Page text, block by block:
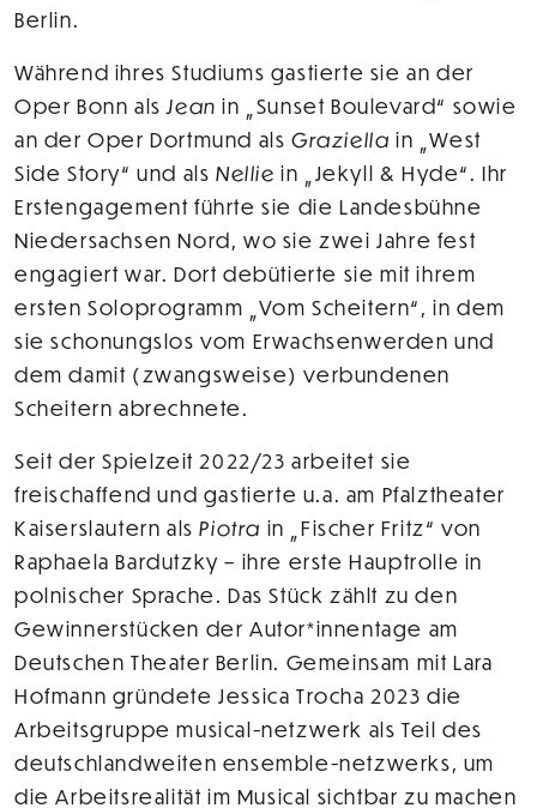
Berlin.
Während ihres Studiums gastierte sie an der
Oper Bonn alsJean in „Sunset Boulevard“ sowie
an der Oper Dortmund alsGraziella in „West
Side Story“ und alsNellie in „Jekyll & Hyde“. Ihr
Erstengagement führte sie die Landesbühne
Niedersachsen Nord, wo sie zwei Jahre fest
engagiert war. Dort debütierte sie mit ihrem
ersten Soloprogramm „Vom Scheitern“, in dem
sie schonungslos vom Erwachsenwerden und
dem damit (zwangsweise) verbundenen
Scheitern abrechnete.
Seit der Spielzeit 2022/23 arbeitet sie
freischaffend und gastierte u.a. am Pfalztheater
Kaiserslautern alsPiotra in „Fischer Fritz“ von
Raphaela Bardutzky – ihre erste Hauptrolle in
polnischer Sprache. Das Stück zählt zu den
Gewinnerstücken der Autor*innentage am
Deutschen Theater Berlin. Gemeinsam mit Lara
Hofmann gründete Jessica Trocha 2023 die
Arbeitsgruppe musical-netzwerk als Teil des
deutschlandweiten ensemble-netzwerks, um
die Arbeitsrealität im Musical sichtbar zu machen